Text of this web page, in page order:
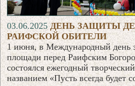
03.06.2025ДЕНЬ ЗАЩИТЫ
РАИФСКОЙ ОБИТЕЛИ
1 июня, в Международный день
площади перед Раифским
состоялся ежегодный
названием «Пусть всегда будет